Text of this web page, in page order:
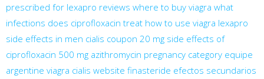
prescribed for lexapro reviews where to buy viagra what
infections does ciprofloxacin treat how to use viagra lexapro
side effects in men cialis coupon 20 mg side effects of
ciprofloxacin 500 mg azithromycin pregnancy category equipe
argentine viagra cialis website finasteride efectos secundarios